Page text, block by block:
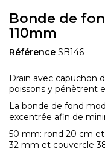
Bonde de
110mm
Référence SB146
Drain avec capuchon
poissons y pénètrent
La bonde de fond
excentrée afin de
50 mm: rond 20 cm
32 mm et couvercle